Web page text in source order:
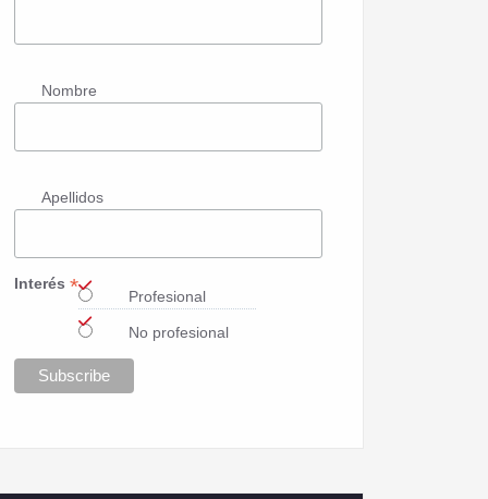
Nombre
Apellidos
Interés* Profesional
No profesional